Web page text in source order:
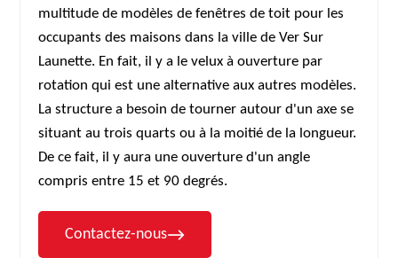
multitude de modèles de fenêtres de toit pour les
occupants des maisons dans la ville de Ver Sur
Launette. En fait, il y a le velux à ouverture par
rotation qui est une alternative aux autres modèles.
La structure a besoin de tourner autour d'un axe se
situant au trois quarts ou à la moitié de la longueur.
De ce fait, il y aura une ouverture d'un angle
compris entre 15 et 90 degrés.
Contactez-nous